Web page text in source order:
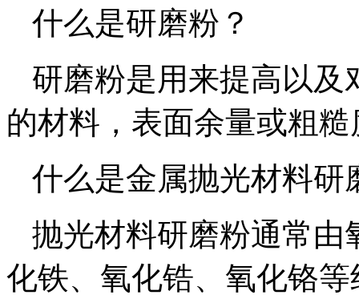
什么是研磨粉？
研磨粉是用来提高以及
的材料，表面余量或粗
什么是金属抛光材料研
抛光材料研磨粉通常由
化铁、氧化锆、氧化铬